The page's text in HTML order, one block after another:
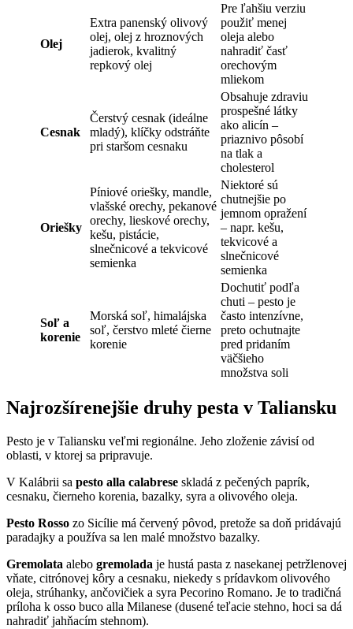
Olej
Extra panenský olivový
olej, olej z hroznových
jadierok, kvalitný
repkový olej
Pre ľahšiu verziu
použiť menej
oleja alebo
nahradiť časť
orechovým
mliekom
Cesnak
Čerstvý cesnak (ideálne
mladý), klíčky odstráňte
pri staršom cesnaku
Obsahuje zdraviu
prospešné látky
ako alicín –
priaznivo pôsobí
na tlak a
cholesterol
Oriešky
Píniové oriešky, mandle,
vlašské orechy, pekanové
orechy, lieskové orechy,
kešu, pistácie,
slnečnicové a tekvicové
semienka
Niektoré sú
chutnejšie po
jemnom opražení
– napr. kešu,
tekvicové a
slnečnicové
semienka
Soľ a
korenie
Morská soľ, himalájska
soľ, čerstvo mleté čierne
korenie
Dochutiť podľa
chuti – pesto je
často intenzívne,
preto ochutnajte
pred pridaním
väčšieho
množstva soli
Najrozšírenejšie druhy pesta v Taliansku
Pesto je v Taliansku veľmi regionálne. Jeho zloženie závisí od
oblasti, v ktorej sa pripravuje.
V Kalábrii sa pesto alla calabrese skladá z pečených paprík,
cesnaku, čierneho korenia, bazalky, syra a olivového oleja.
Pesto Rosso zo Sicílie má červený pôvod, pretože sa doň pridávajú
paradajky a používa sa len malé množstvo bazalky.
Gremolata alebo gremolada je hustá pasta z nasekanej petržlenovej
vňate, citrónovej kôry a cesnaku, niekedy s prídavkom olivového
oleja, strúhanky, ančovičiek a syra Pecorino Romano. Je to tradičná
príloha k osso buco alla Milanese (dusené teľacie stehno, hoci sa dá
nahradiť jahňacím stehnom).